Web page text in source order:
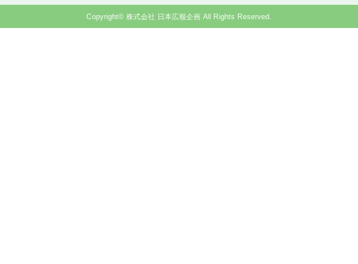
Copyright© 株式会社 日本広報企画 All Rights Reserved.